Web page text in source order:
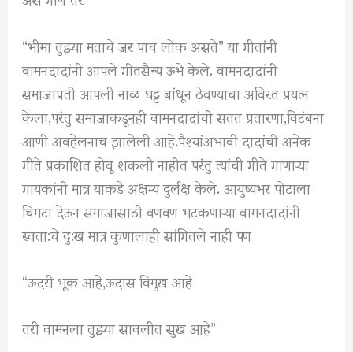
“भीमा तुझ्या मताचे जर पाच लोक असते” या गीतांनी
वामनदादांनी आपले गीतसैन्य ऊभे केले. वामनदादांनी
समाजाप्रती आपली नाळ घट्ट बांधून ठेवण्याचा अविरत प्रयत्न
केला,परंतु समाजाकडूनही वामनदादांची सतत प्रतारणा,विटंबना
आणी अवहेलनाच झालेली आहे.पैश्यांअभावी दादांची अनेक
गीते प्रकाशित होवू शकली नाहीत परंतु त्यांची गीते गाणाऱ्या
गायकांनी मात्र याकडे अक्षम्य दुर्लक्ष केले. आयुष्यभर पोटाला
चिमटा देऊन समाजासाठी वणवण भटकणाऱ्या वामनदादांनी
स्वता:चे दु:ख मात्र कुणालाही सांगितले नाही पण
“ऊदरी भूक आहे,ऊदास विमुख आहे
तरी वामनला तुझ्या सावलीत सुख आहे”